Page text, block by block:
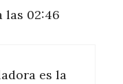
las 02:46
es la